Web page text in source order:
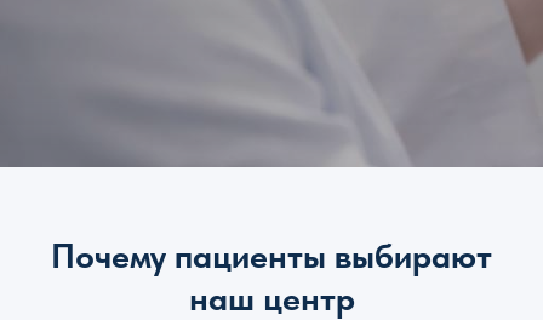
Почему пациенты выбирают
наш центр